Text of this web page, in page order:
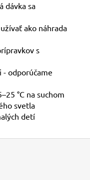
dávka sa
ako náhrada
s
- odporúčame
°C na suchom
svetla
detí